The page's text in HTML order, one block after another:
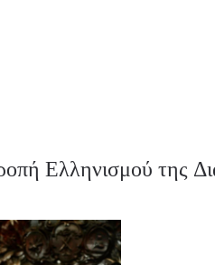
Ελληνισμού της
του Βουλευτή μας!